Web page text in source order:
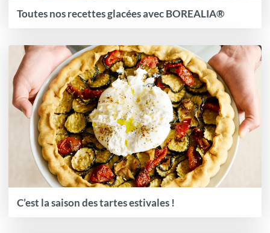
Toutes nos recettes glacées avec BOREALIA®
C’est la saison des tartes estivales !